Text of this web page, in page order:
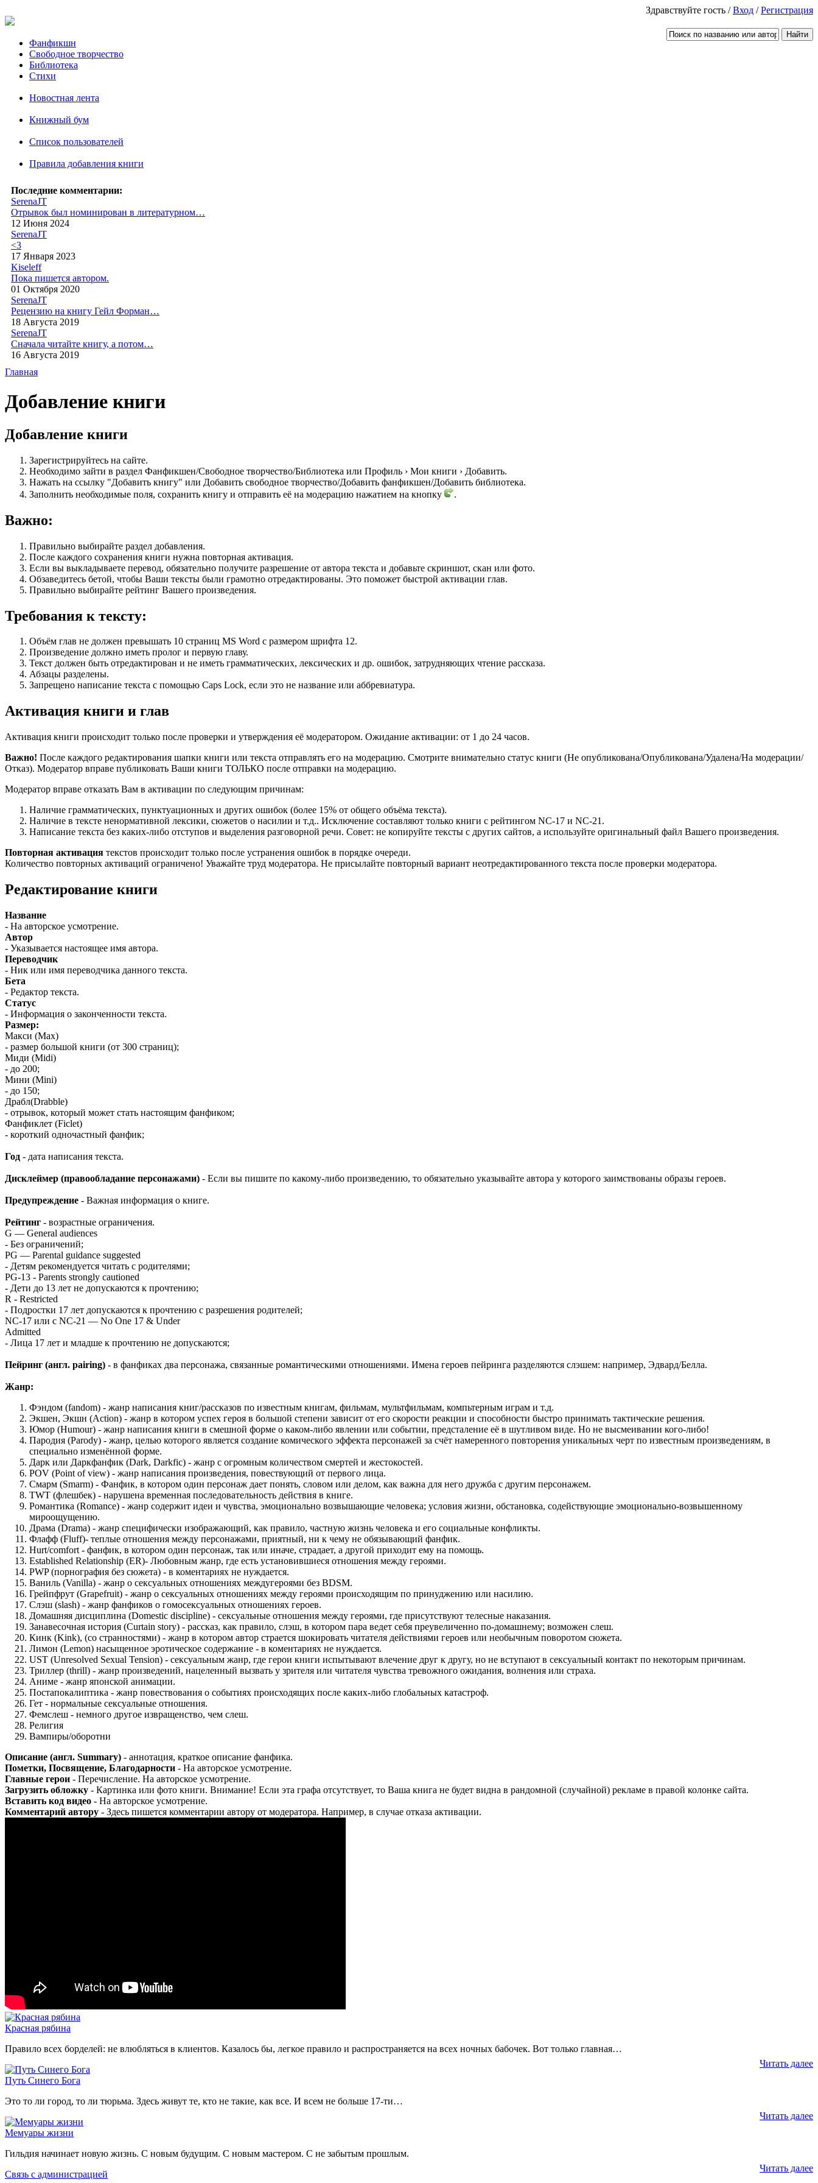
Здравствуйте гость /Вход /Регистрация
Фанфикшн
Свободное творчество
Библиотека
Стихи
Новостная лента
Книжный бум
Список пользователей
Правила добавления книги
Последние комментарии:
SerenaJT
Отрывок был номинирован в литературном…
12 Июня 2024
SerenaJT
<3
17 Января 2023
Kiseleff
Пока пишется автором.
01 Октября 2020
SerenaJT
Рецензию на книгу Гейл Форман…
18 Августа 2019
SerenaJT
Сначала читайте книгу, а потом…
16 Августа 2019
Главная
Добавление книги
Добавление книги
Зарегистрируйтесь на сайте.
Необходимо зайти в раздел Фанфикшен/Свободное творчество/Библиотека или Профиль › Мои книги › Добавить.
Нажать на ссылку "Добавить книгу" или Добавить свободное творчество/Добавить фанфикшен/Добавить библиотека.
Заполнить необходимые поля, сохранить книгу и отправить её на модерацию нажатием на кнопку
.
Важно:
Правильно выбирайте раздел добавления.
После каждого сохранения книги нужна повторная активация.
Если вы выкладываете перевод, обязательно получите разрешение от автора текста и добавьте скриншот, скан или фото.
Обзаведитесь бетой, чтобы Ваши тексты были грамотно отредактированы. Это поможет быстрой активации глав.
Правильно выбирайте рейтинг Вашего произведения.
Требования к тексту:
Объём глав не должен превышать 10 страниц MS Word с размером шрифта 12.
Произведение должно иметь пролог и первую главу.
Текст должен быть отредактирован и не иметь грамматических, лексических и др. ошибок, затрудняющих чтение рассказа.
Абзацы разделены.
Запрещено написание текста с помощью Caps Lock, если это не название или аббревиатура.
Активация книги и глав
Активация книги происходит только после проверки и утверждения её модератором. Ожидание активации: от 1 до 24 часов.
Важно! После каждого редактирования шапки книги или текста отправлять его на модерацию. Смотрите внимательно статус книги (Не опубликована/Опубликована/Удалена/На модерации/
Отказ). Модератор вправе публиковать Ваши книги ТОЛЬКО после отправки на модерацию.
Модератор вправе отказать Вам в активации по следующим причинам:
Наличие грамматических, пунктуационных и других ошибок (более 15% от общего объёма текста).
Наличие в тексте ненормативной лексики, сюжетов о насилии и т.д.. Исключение составляют только книги с рейтингом NC-17 и NC-21.
Написание текста без каких-либо отступов и выделения разговорной речи. Совет: не копируйте тексты с других сайтов, а используйте оригинальный файл Вашего произведения.
Повторная активация текстов происходит только после устранения ошибок в порядке очереди.
Количество повторных активаций ограничено! Уважайте труд модератора. Не присылайте повторный вариант неотредактированного текста после проверки модератора.
Редактирование книги
Название
- На авторское усмотрение.
Автор
- Указывается настоящее имя автора.
Переводчик
- Ник или имя переводчика данного текста.
Бета
- Редактор текста.
Статус
- Информация о законченности текста.
Размер:
Макси (Max)
- размер большой книги (от 300 страниц);
Миди (Midi)
- до 200;
Мини (Mini)
- до 150;
Драбл(Drabble)
- отрывок, который может стать настоящим фанфиком;
Фанфиклет (Ficlet)
- короткий одночастный фанфик;
Год - дата написания текста.
Дисклеймер (правообладание персонажами) - Если вы пишите по какому-либо произведению, то обязательно указывайте автора у которого заимствованы образы героев.
Предупреждение - Важная информация о книге.
Рейтинг - возрастные ограничения.
G — General audiences
- Без ограничений;
PG — Parental guidance suggested
- Детям рекомендуется читать с родителями;
PG-13 - Parents strongly cautioned
- Дети до 13 лет не допускаются к прочтению;
R - Restricted
- Подростки 17 лет допускаются к прочтению с разрешения родителей;
NC-17 или с NC-21 — No One 17 & Under
Admitted
- Лица 17 лет и младше к прочтению не допускаются;
Пейринг (англ. pairing) - в фанфиках два персонажа, связанные романтическими отношениями. Имена героев пейринга разделяются слэшем: например, Эдвард/Белла.
Жанр:
Фэндом (fandom) - жанр написания книг/рассказов по известным книгам, фильмам, мультфильмам, компьтерным играм и т.д.
Экшен, Экшн (Action) - жанр в котором успех героя в большой степени зависит от его скорости реакции и способности быстро принимать тактические решения.
Юмор (Humour) - жанр написания книги в смешной форме о каком-либо явлении или событии, предсталение её в шутливом виде. Но не высмеивании кого-либо!
Пародия (Parody) - жанр, целью которого является создание комического эффекта персонажей за счёт намеренного повторения уникальных черт по известным произведениям, в
специально изменённой форме.
Дарк или Даркфанфик (Dark, Darkfic) - жанр с огромным количеством смертей и жестокостей.
POV (Point of view) - жанр написания произведения, повествующий от первого лица.
Смарм (Smarm) - Фанфик, в котором один персонаж дает понять, словом или делом, как важна для него дружба с другим персонажем.
TWT (флешбек) - нарушена временная последовательность действия в книге.
Романтика (Romance) - жанр содержит идеи и чувства, эмоционально возвышающие человека; условия жизни, обстановка, содействующие эмоционально-возвышенному
мироощущению.
Драма (Drama) - жанр специфически изображающий, как правило, частную жизнь человека и его социальные конфликты.
Флафф (Fluff)- теплые отношения между персонажами, приятный, ни к чему не обязывающий фанфик.
Hurt/comfort - фанфик, в котором один персонаж, так или иначе, страдает, а другой приходит ему на помощь.
Established Relationship (ER)- Любовным жанр, где есть установившиеся отношения между героями.
PWP (порнография без сюжета) - в коментариях не нуждается.
Ваниль (Vanilla) - жанр о сексуальных отношениях междугероями без BDSM.
Грейпфрут (Grapefruit) - жанр о сексуальных отношениях между героями происходящим по принуджению или насилию.
Слэш (slash) - жанр фанфиков о гомосексуальных отношениях героев.
Домашняя дисциплина (Domestic discipline) - сексуальные отношения между героями, где присутствуют телесные наказания.
Занавесочная история (Curtain story) - рассказ, как правило, слэш, в котором пара ведет себя преувеличенно по-домашнему; возможен слеш.
Кинк (Kink), (со странностями) - жанр в котором автор страется шокировать читателя действиями героев или необычным поворотом сюжета.
Лимон (Lemon) насыщенное эротическое содержание - в коментариях не нуждается.
UST (Unresolved Sexual Tension) - сексуальным жанр, где герои книги испытывают влечение друг к другу, но не вступают в сексуальный контакт по некоторым причинам.
Триллер (thrill) - жанр произведений, нацеленный вызвать у зрителя или читателя чувства тревожного ожидания, волнения или страха.
Аниме - жанр японской анимации.
Постапокалиптика - жанр повествования о событиях происходящих после каких-либо глобальных катастроф.
Гет - нормальные сексуальные отношения.
Фемслеш - немного другое извращенство, чем слеш.
Религия
Вампиры/оборотни
Описание (англ. Summary) - аннотация, краткое описание фанфика.
Пометки, Посвящение, Благодарности - На авторское усмотрение.
Главные герои - Перечисление. На авторское усмотрение.
Загрузить обложку - Картинка или фото книги. Внимание! Если эта графа отсутствует, то Ваша книга не будет видна в рандомной (случайной) рекламе в правой колонке сайта.
Вставить код видео - На авторское усмотрение.
Комментарий автору - Здесь пишется комментарии автору от модератора. Например, в случае отказа активации.
Красная рябина
Правило всех борделей: не влюбляться в клиентов. Казалось бы, легкое правило и распространяется на всех ночных бабочек. Вот только главная…
Читать далее
Путь Синего Бога
Это то ли город, то ли тюрьма. Здесь живут те, кто не такие, как все. И всем не больше 17-ти…
Читать далее
Мемуары жизни
Гильдия начинает новую жизнь. С новым будущим. С новым мастером. С не забытым прошлым.
Читать далее
Связь с администрацией